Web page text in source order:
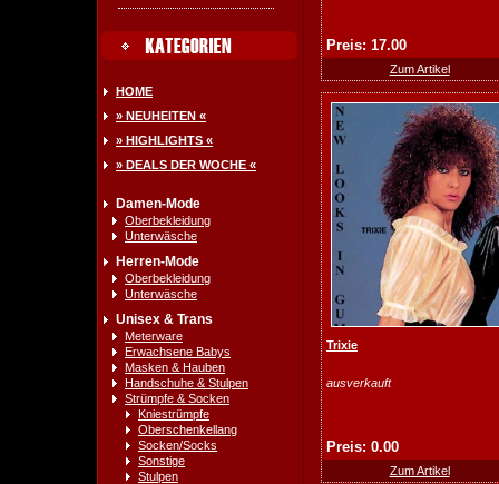
HOME
» NEUHEITEN «
» HIGHLIGHTS «
» DEALS DER WOCHE «
Damen-Mode
Oberbekleidung
Unterwäsche
Herren-Mode
Oberbekleidung
Unterwäsche
Unisex & Trans
Meterware
Erwachsene Babys
Masken & Hauben
Handschuhe & Stulpen
Strümpfe & Socken
Kniestrümpfe
Oberschenkellang
Socken/Socks
Sonstige
Stulpen
Preis: 17.00
Zum Artikel
Trixie
ausverkauft
Preis: 0.00
Zum Artikel